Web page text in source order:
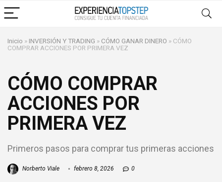
Inicio » INVERSIÓN Y TRADING » CÓMO GANAR DINERO » CÓMO
COMPRAR ACCIONES POR PRIMERA VEZ
CÓMO COMPRAR
ACCIONES POR
PRIMERA VEZ
Primeros pasos para comprar tus primeras acciones
Norberto Viale febrero 8, 2026 0